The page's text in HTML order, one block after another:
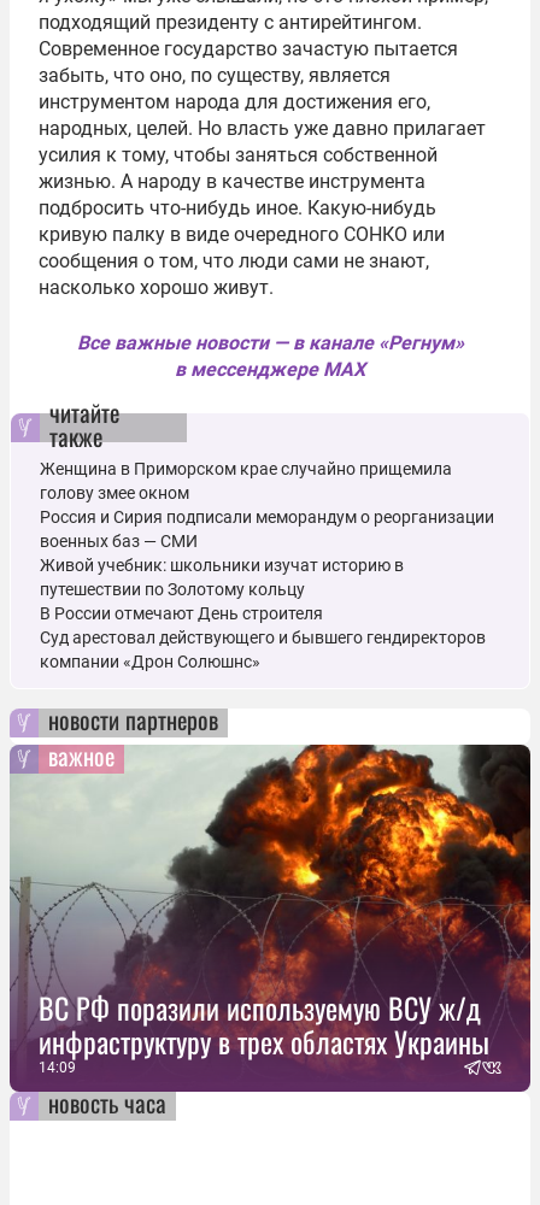
подходящий президенту с антирейтингом.
Современное государство зачастую пытается
забыть, что оно, по существу, является
инструментом народа для достижения его,
народных, целей. Но власть уже давно прилагает
усилия к тому, чтобы заняться собственной
жизнью. А народу в качестве инструмента
подбросить что-нибудь иное. Какую-нибудь
кривую палку в виде очередного СОНКО или
сообщения о том, что люди сами не знают,
насколько хорошо живут.
Все важные новости — в канале «Регнум»
в мессенджере MAX
читайте
также
Женщина в Приморском крае случайно прищемила
голову змее окном
Россия и Сирия подписали меморандум о реорганизации
военных баз — СМИ
Живой учебник: школьники изучат историю в
путешествии по Золотому кольцу
В России отмечают День строителя
Суд арестовал действующего и бывшего гендиректоров
компании «Дрон Солюшнс»
новости партнеров
важное
ВС РФ поразили используемую ВСУ ж/д
инфраструктуру в трех областях Украины
14:09
новость часа